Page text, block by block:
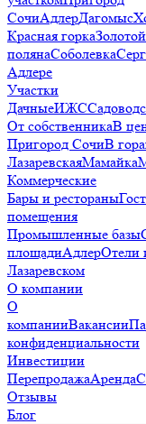
СочиАдлерДагомыс
Красная горка
полянаСоболевка
Адлере
Участки
ДачныеИЖС
От собственникаВ
Пригород СочиВ
ЛазаревскаяМамайка
Коммерческие
Бары и рестораны
помещения
Промышленные базы
площадиАдлерОтели
Лазаревском
О компании
О
компанииВакансии
конфиденциальности
Инвестиции
ПерепродажаАренда
Отзывы
Блог